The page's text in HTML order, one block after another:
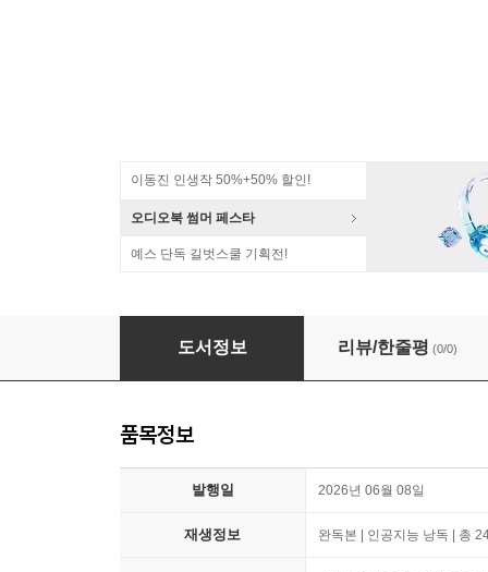
이동진 인생작 50%+50% 할인!
오디오북 썸머 페스타
예스 단독 길벗스쿨 기획전!
항만운송사업법 특강
도서정보 리뷰/한줄평 (0/0)
품목정보
발행일 2026년 06월 08일
재생정보 완독본 | 인공지능 낭독 | 총